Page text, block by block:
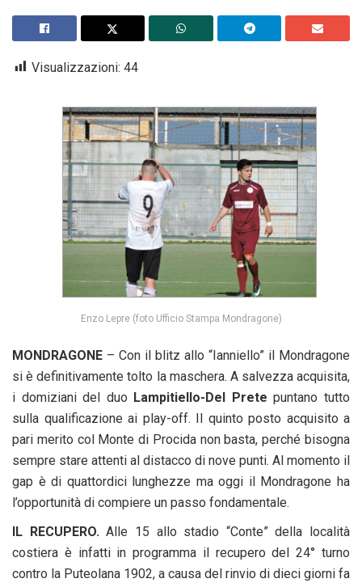
Visualizzazioni: 44
Enzo Lepre (foto Ufficio Stampa Mondragone)
MONDRAGONE – Con il blitz allo “Ianniello” il Mondragone
si è definitivamente tolto la maschera. A salvezza acquisita,
i domiziani del duo Lampitiello-Del Prete puntano tutto
sulla qualificazione ai play-off. Il quinto posto acquisito a
pari merito col Monte di Procida non basta, perché bisogna
sempre stare attenti al distacco di nove punti. Al momento il
gap è di quattordici lunghezze ma oggi il Mondragone ha
l’opportunità di compiere un passo fondamentale.
IL RECUPERO.Alle 15 allo stadio “Conte” della località
costiera è infatti in programma il recupero del 24° turno
contro la Puteolana 1902, a causa del rinvio di dieci giorni fa